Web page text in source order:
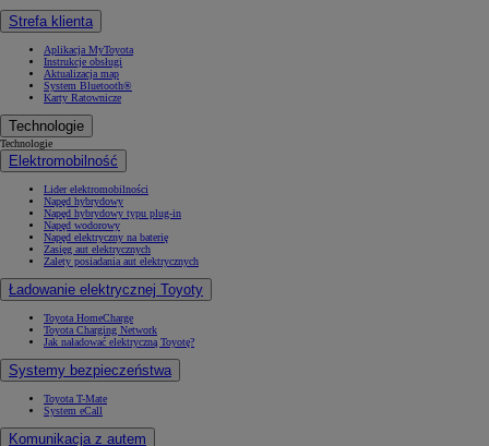
Strefa klienta
Aplikacja MyToyota
Instrukcje obsługi
Aktualizacja map
System Bluetooth®
Karty Ratownicze
Technologie
Technologie
Elektromobilność
Lider elektromobilności
Napęd hybrydowy
Napęd hybrydowy typu plug-in
Napęd wodorowy
Napęd elektryczny na baterię
Zasięg aut elektrycznych
Zalety posiadania aut elektrycznych
Ładowanie elektrycznej Toyoty
Toyota HomeCharge
Toyota Charging Network
Jak naładować elektryczną Toyotę?
Systemy bezpieczeństwa
Toyota T-Mate
System eCall
Komunikacja z autem